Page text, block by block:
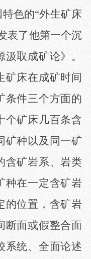
色的“外生矿床
表了他第一个沉
取成矿论》。
矿床在成矿时间
条件三个方面的
个矿床几百条含
矿种以及同一矿
含矿岩系、岩类
种在一定含矿岩
的位置，含矿岩
断面或假整合面
系统、全面论述